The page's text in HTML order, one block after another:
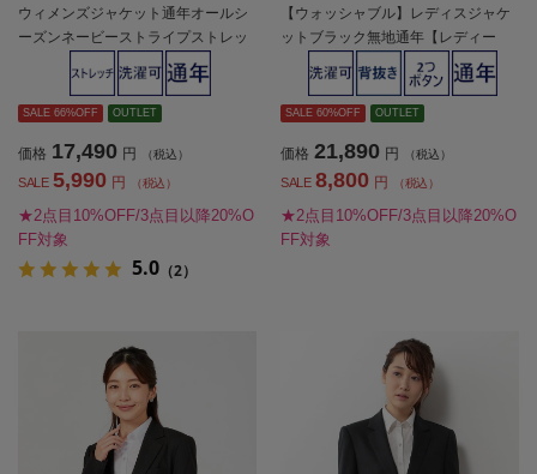
ウィメンズジャケット通年オールシ
ーズンネービーストライプストレッ
チ1つボタンジャケット【レディー
SALE 66%OFF OUTLET
価格 17,490 円 （税込）
SALE 5,990 円 （税込）
★2点目10%OFF/3点目以降20%O
FF対象
5.0 （2）
【ウォッシャブル】レディスジャケ
ットブラック無地通年【レディー
SALE 60%OFF OUTLET
価格 21,890 円 （税込）
SALE 8,800 円 （税込）
★2点目10%OFF/3点目以降20%O
FF対象